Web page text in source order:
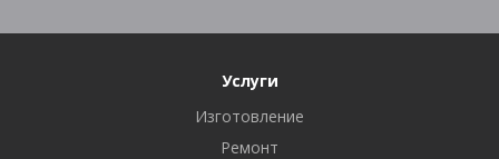
Услуги
Изготовление
Ремонт